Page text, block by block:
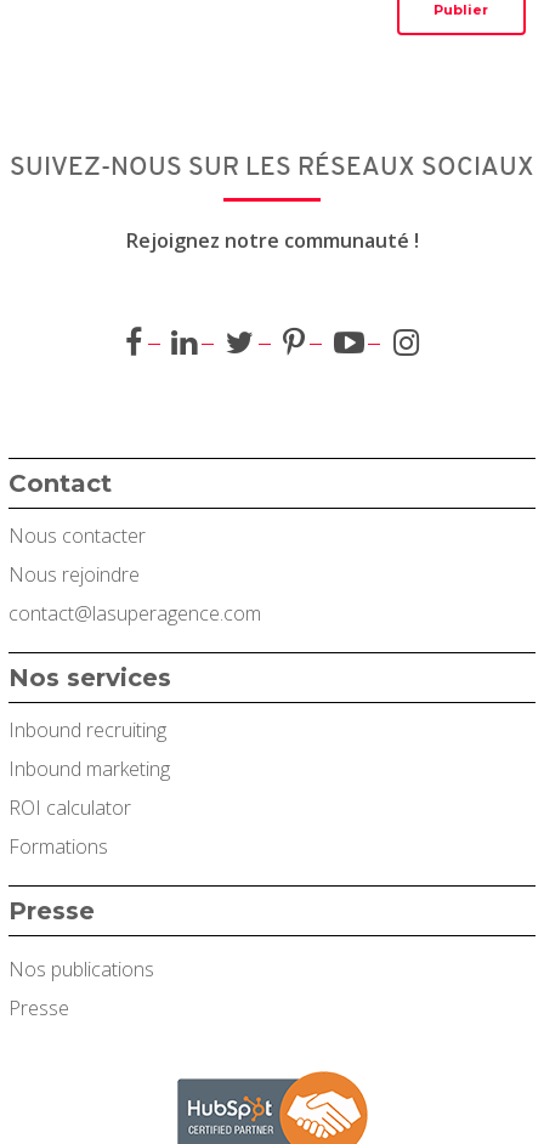
SUIVEZ-NOUS SUR LES RÉSEAUX SOCIAUX
Rejoignez notre communauté !
Contact
Nous contacter
Nous rejoindre
contact@lasuperagence.com
Nos services
Inbound recruiting
Inbound marketing
ROI calculator
Formations
Presse
Nos publications
Presse